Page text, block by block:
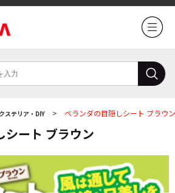
ステリア・DIY > ベランダの目隠しシート ブラウン
シート ブラウン